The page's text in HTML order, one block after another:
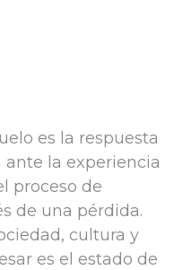
es la respuesta
la experiencia
proceso de
de una pérdida.
cultura y
es el estado de